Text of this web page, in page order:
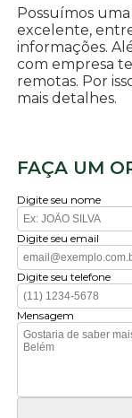
Possuímos
excelente,
informações.
com empresa
remotas. Por
mais detalhes.
FAÇA UM
Digite seu nome
Digite seu email
Digite seu telefone
Mensagem